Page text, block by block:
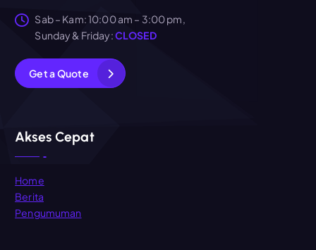
Sab – Kam: 10:00 am – 3:00 pm,
Sunday & Friday:CLOSED
GetaQuote
Akses Cepat
Home
Berita
Pengumuman